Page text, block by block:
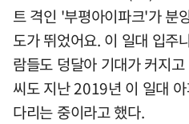
트 격인 '부평아이파크'가 분
도가 뛰었어요. 이 일대 입주
람들도 덩달아 기대가 커지
씨도 지난 2019년 이 일대
다리는 중이라고 했다.